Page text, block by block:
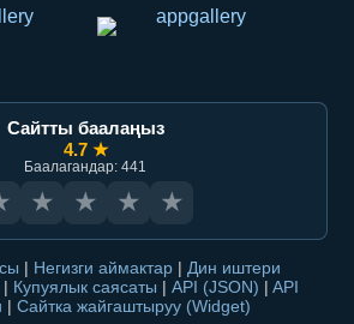
Сайтты баалаңыз
4.7 ★
Баалагандар: 441
★ ★ ★ ★
| Негизги аймактар | Дин иштери
| Купуялык саясаты | API (JSON) | API
| Сайтка жайгаштыруу (Widget)